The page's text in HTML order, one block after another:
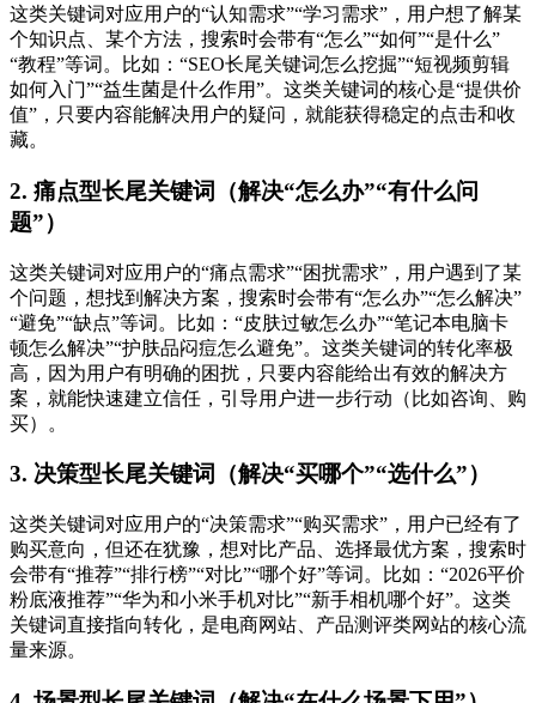
这类关键词对应用户的“认知需求”“学习需求”，用户想了解某
个知识点、某个方法，搜索时会带有“怎么”“如何”“是什么”
“教程”等词。比如：“SEO长尾关键词怎么挖掘”“短视频剪辑
如何入门”“益生菌是什么作用”。这类关键词的核心是“提供价
值”，只要内容能解决用户的疑问，就能获得稳定的点击和收
藏。
2. 痛点型长尾关键词（解决“怎么办”“有什么问
题”）
这类关键词对应用户的“痛点需求”“困扰需求”，用户遇到了某
个问题，想找到解决方案，搜索时会带有“怎么办”“怎么解决”
“避免”“缺点”等词。比如：“皮肤过敏怎么办”“笔记本电脑卡
顿怎么解决”“护肤品闷痘怎么避免”。这类关键词的转化率极
高，因为用户有明确的困扰，只要内容能给出有效的解决方
案，就能快速建立信任，引导用户进一步行动（比如咨询、购
买）。
3. 决策型长尾关键词（解决“买哪个”“选什么”）
这类关键词对应用户的“决策需求”“购买需求”，用户已经有了
购买意向，但还在犹豫，想对比产品、选择最优方案，搜索时
会带有“推荐”“排行榜”“对比”“哪个好”等词。比如：“2026平价
粉底液推荐”“华为和小米手机对比”“新手相机哪个好”。这类
关键词直接指向转化，是电商网站、产品测评类网站的核心流
量来源。